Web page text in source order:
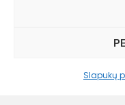
Slapukų